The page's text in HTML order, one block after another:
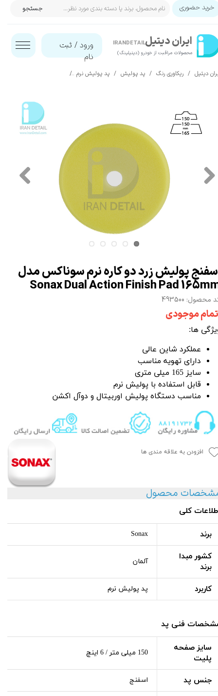
ایران‌ دیتیل
محصولات مراقبت از خودرو (دیتیلینگ)​​​​​​​
IRANDETAIL ورود / ثبت
نام
حساب کاربری من
تغییر گذر واژه
جستجو خرید حضوری
دیتیل ریکاوری رنگ پد پولیش پد پولیش نرم
پولیش زرد دو کاره نرم سوناکس مدل
Sonax Dual Action Finish Pad
محصول: 493500
موجودی
ها:
عملکرد شاین عالی
دارای تهویه مناسب
سایز 165 میلی متری
قابل استفاده با پولیش نرم
مناسب دستگاه پولیش اوربیتال و دوآل اکشن
افزودن به علاقه مندی ها
محصول
کلی
برند Sonax
کشور مبدا
برند
آلمان
کاربرد پد پولیش نرم
فنی پد
سایز صفحه
پلیت
150 میلی متر / 6 اینچ
جنس پد اسفنج